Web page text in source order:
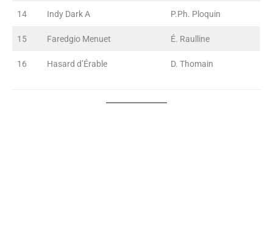
14 Indy Dark A P.Ph. Ploquin
15 Faredgio Menuet É. Raulline
16 Hasard d’Érable D. Thomain